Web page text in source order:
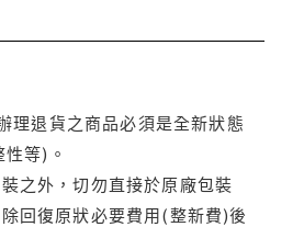
理退貨之商品必須是全新狀態
等)。
之外，切勿直接於原廠包裝
回復原狀必要費用(整新費)後